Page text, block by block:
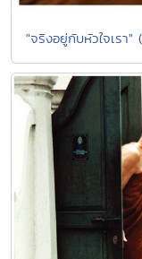
"จริงอยู่กับหัวใจเรา